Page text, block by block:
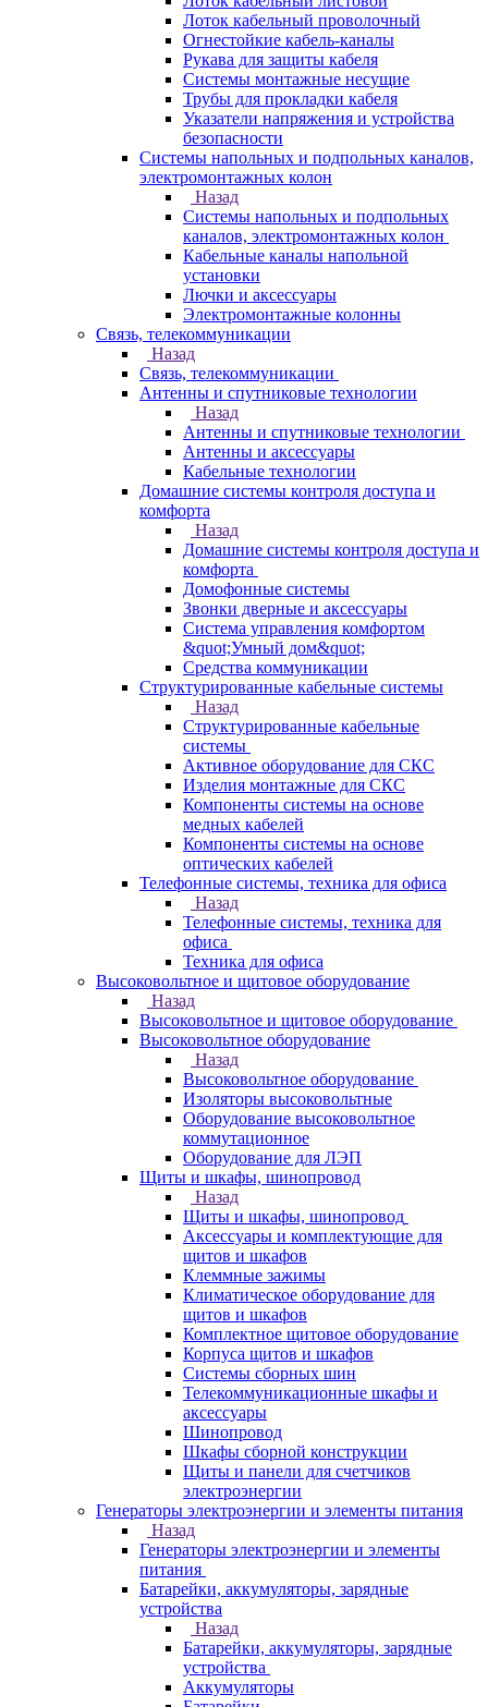
Лоток кабельный проволочный
Огнестойкие кабель-каналы
Рукава для защиты кабеля
Системы монтажные несущие
Трубы для прокладки кабеля
Указатели напряжения и устройства
безопасности
Системы напольных и подпольных каналов,
электромонтажных колон
Назад
Системы напольных и подпольных
каналов, электромонтажных колон
Кабельные каналы напольной
установки
Лючки и аксессуары
Электромонтажные колонны
Связь, телекоммуникации
Назад
Связь, телекоммуникации
Антенны и спутниковые технологии
Назад
Антенны и спутниковые технологии
Антенны и аксессуары
Кабельные технологии
Домашние системы контроля доступа и
комфорта
Назад
Домашние системы контроля доступа и
комфорта
Домофонные системы
Звонки дверные и аксессуары
Система управления комфортом
&quot;Умный дом&quot;
Средства коммуникации
Структурированные кабельные системы
Назад
Структурированные кабельные
системы
Активное оборудование для СКС
Изделия монтажные для СКС
Компоненты системы на основе
медных кабелей
Компоненты системы на основе
оптических кабелей
Телефонные системы, техника для офиса
Назад
Телефонные системы, техника для
офиса
Техника для офиса
Высоковольтное и щитовое оборудование
Назад
Высоковольтное и щитовое оборудование
Высоковольтное оборудование
Назад
Высоковольтное оборудование
Изоляторы высоковольтные
Оборудование высоковольтное
коммутационное
Оборудование для ЛЭП
Щиты и шкафы, шинопровод
Назад
Щиты и шкафы, шинопровод
Аксессуары и комплектующие для
щитов и шкафов
Клеммные зажимы
Климатическое оборудование для
щитов и шкафов
Комплектное щитовое оборудование
Корпуса щитов и шкафов
Системы сборных шин
Телекоммуникационные шкафы и
аксессуары
Шинопровод
Шкафы сборной конструкции
Щиты и панели для счетчиков
электроэнергии
Генераторы электроэнергии и элементы питания
Назад
Генераторы электроэнергии и элементы
питания
Батарейки, аккумуляторы, зарядные
устройства
Назад
Батарейки, аккумуляторы, зарядные
устройства
Аккумуляторы